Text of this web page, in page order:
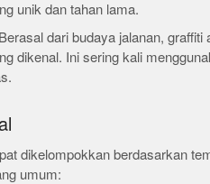
unik dan tahan lama.
dari budaya jalanan,
dikenal. Ini sering kali
dikelompokkan berdasarkan
umum: